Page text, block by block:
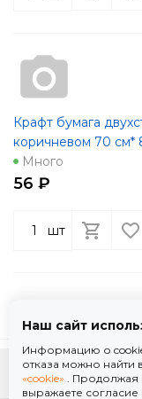
Крафт бумага
коричневом 70 см*
Много
56 ₽
шт
К
Наш сайт
Информацию о
отказа можно найти в
«cookie» . Продолжая
выражаете согласие